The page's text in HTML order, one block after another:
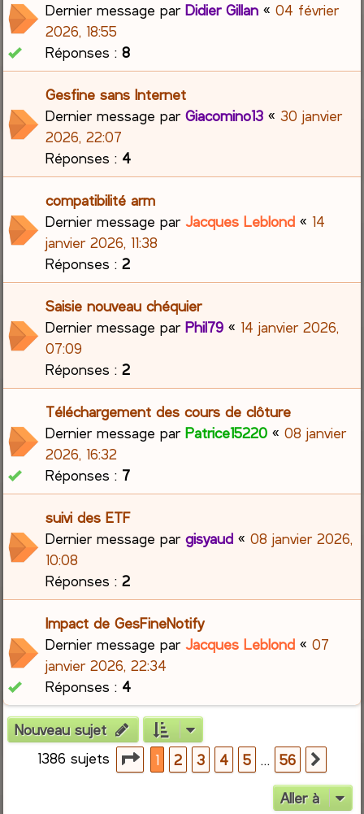
Dernier message parDidier Gillan «04 février
2026, 18:55
Réponses :8
Gesfine sans Internet
Dernier message parGiacomino13 «30 janvier
2026, 22:07
Réponses : 4
compatibilité arm
Dernier message parJacques Leblond « 14
janvier 2026, 11:38
Réponses :2
Saisie nouveau chéquier
Dernier message parPhil79 « 14 janvier 2026,
07:09
Réponses :2
Téléchargement des cours de clôture
Dernier message parPatrice15220 «08 janvier
2026, 16:32
Réponses : 7
suivi des ETF
Dernier message pargisyaud «08 janvier 2026,
10:08
Réponses :2
Impact de GesFineNotify
Dernier message parJacques Leblond «07
janvier 2026, 22:34
Réponses : 4
Nouveau sujet
1386 sujets
Page1sur 56
1 2 3 4 5 … 56
Aller à